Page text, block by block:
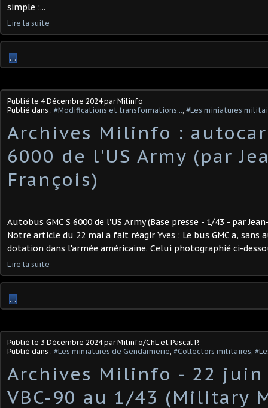
simple :...
Lire la suite
…
Publié le 4 Décembre 2024par Milinfo
Publié dans : #Modifications et transformations..., #Les miniatures
Archives Milinfo : autocar
6000 de l'US Army (par
François)
Autobus GMC S 6000 de l'US Army (Base presse - 1/43 - par
Notre article du 22 mai a fait réagir Yves : Le bus GMC a, sans
dotation dans l'armée américaine. Celui photographié ci-
Lire la suite
…
Publié le 3 Décembre 2024par Milinfo/ChL et Pascal P.
Publié dans : #Les miniatures de Gendarmerie, #Collectors militaires,
Archives Milinfo - 22 juin
VBC-90 au 1/43 (Military